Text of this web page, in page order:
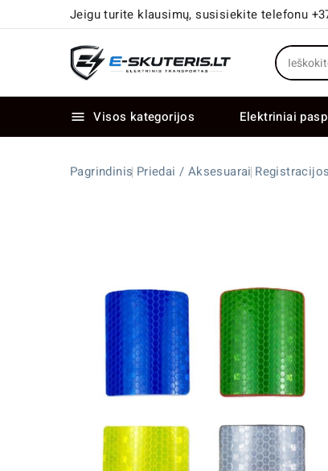
Jeigu turite klausimų, susisiekite telefonu
 Visos kategorijos Elektriniai
Pagrindinis Priedai / Aksesuarai